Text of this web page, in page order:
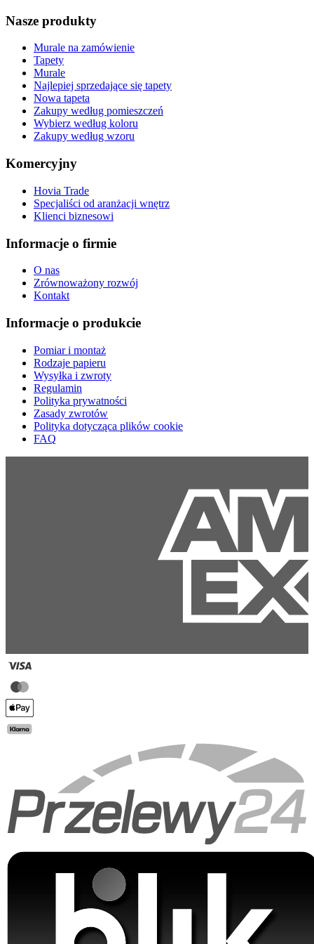
Nasze produkty
Murale na zamówienie
Tapety
Murale
Najlepiej sprzedające się tapety
Nowa tapeta
Zakupy według pomieszczeń
Wybierz według koloru
Zakupy według wzoru
Komercyjny
Hovia Trade
Specjaliści od aranżacji wnętrz
Klienci biznesowi
Informacje o firmie
O nas
Zrównoważony rozwój
Kontakt
Informacje o produkcie
Pomiar i montaż
Rodzaje papieru
Wysyłka i zwroty
Regulamin
Polityka prywatności
Zasady zwrotów
Polityka dotycząca plików cookie
FAQ